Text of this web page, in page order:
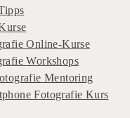
Online-Kurse
Workshops
Mentoring
Fotografie Kurs